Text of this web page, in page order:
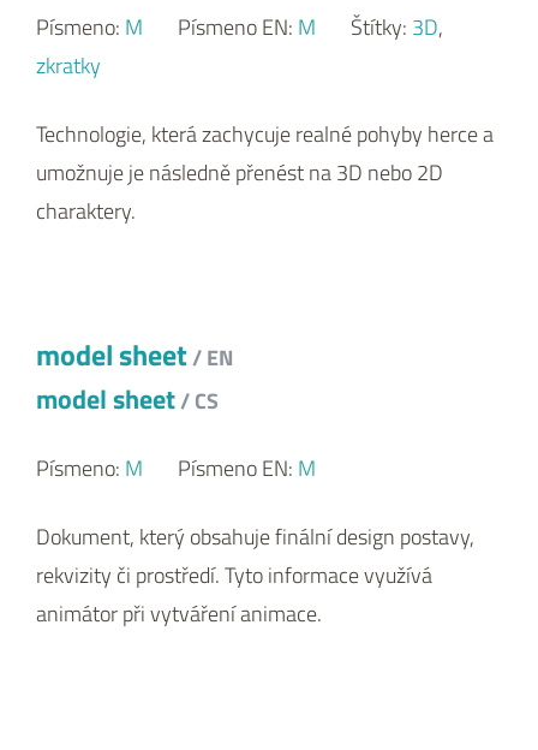
Písmeno: M Písmeno EN: M Štítky: 3D,
zkratky
Technologie, která zachycuje realné pohyby herce a
umožnuje je následně přenést na 3D nebo 2D
charaktery.
model sheet/ EN
model sheet/ CS
Písmeno: M Písmeno EN: M
Dokument, který obsahuje finální design postavy,
rekvizity či prostředí. Tyto informace využívá
animátor při vytváření animace.